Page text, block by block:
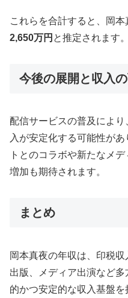
これらを合計すると、岡本
2,650万円 と推定されます。
今後の展開と収入
配信サービスの普及によ
入が安定化する可能性が
トとのコラボや新たなメ
増加も期待されます。
まとめ
岡本真夜の年収は、印税収
出版、メディア出演など
的かつ安定的な収入基盤